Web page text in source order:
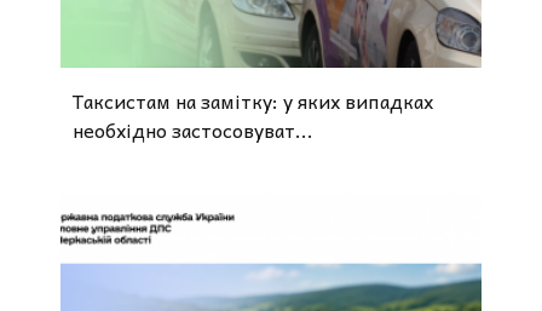
Таксистам на замітку: у яких випадках
необхідно застосовуват...